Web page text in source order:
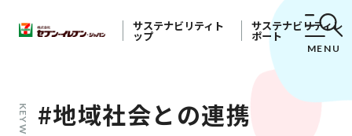
サステナビリティト
ップ
サステナビリティレ
ポート
MENU
#地域社会との連携